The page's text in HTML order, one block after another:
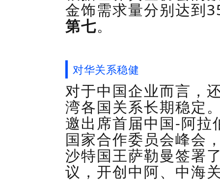
金饰需求量分别达到
第七。
对华关系稳健
对于中国企业而言，
湾各国关系长期稳定
邀出席首届中国-阿拉
国家合作委员会峰会
沙特国王萨勒曼签署
议，开创中阿、中海